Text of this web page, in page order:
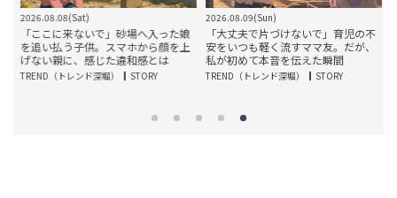
2026.08.08(Sat)
「ここに来ないで」砂場へ入った娘
を追い払う子供。スマホから顔を上
げない親に、感じた違和感とは
TREND（トレンド深堀） STORY
2026.08.09(Sun)
「大丈夫で片づけないで」育児の不
安をいつも軽く流すママ友。だが、
私が初めて本音を伝えた瞬間
TREND（トレンド深堀） STORY